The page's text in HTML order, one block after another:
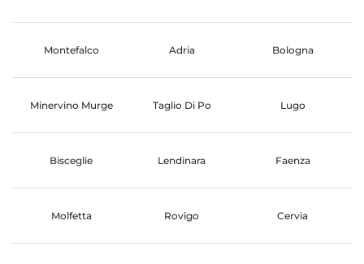
Montefalco Adria Bologna
Minervino Murge Taglio Di Po Lugo
Bisceglie Lendinara Faenza
Molfetta Rovigo Cervia